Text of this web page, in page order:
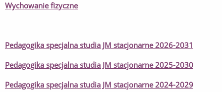
Wychowanie fizyczne
Pedagogika specjalna studia JM stacjonarne 2026-2031
Pedagogika specjalna studia JM stacjonarne 2025-2030
Pedagogika specjalna studia JM stacjonarne 2024-2029